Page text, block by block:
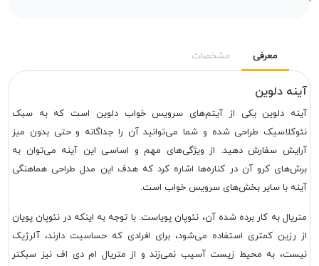
معرفی مشخصات
آینه دلوین
آینه دلوین یکی از آیتم‌های سرویس خواب دلوین است که به سبک
نئوکلاسیک طراحی شده و شما می‌توانید آن را جداگانه و حتی بدون میز
آرایش سفارش دهید. از ویژگی‌های مهم و اساسی این آینه می‌توان به
برش‌های کرو آن در کناره‌ها اشاره کرد که هدف این مدل طراحی هماهنگی
آینه با سایر بخش‌های سرویس خواب است.
متریال به کار برده شده آن، نئوپان پویاست. با توجه به اینکه در نئوپان پویان
از رزین کمتری استفاده می‌شود، برای افرادی که حساسیت دارند، آلرژیک
نیست، به محیط زیست آسیب نمی‌زند و از متریال ام دی اف نیز سبکتر